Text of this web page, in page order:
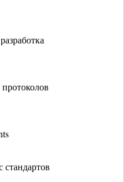
стандартов